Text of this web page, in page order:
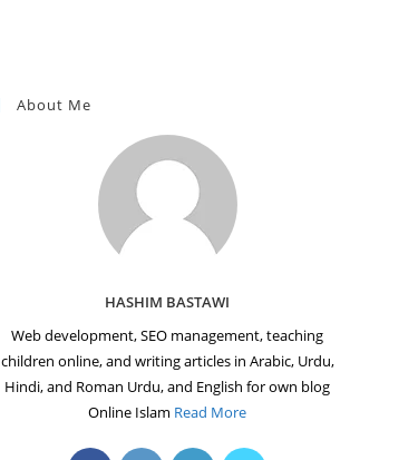
About Me
HASHIM BASTAWI
Web development, SEO management, teaching
children online, and writing articles in Arabic, Urdu,
Hindi, and Roman Urdu, and English for own blog
Online Islam Read More